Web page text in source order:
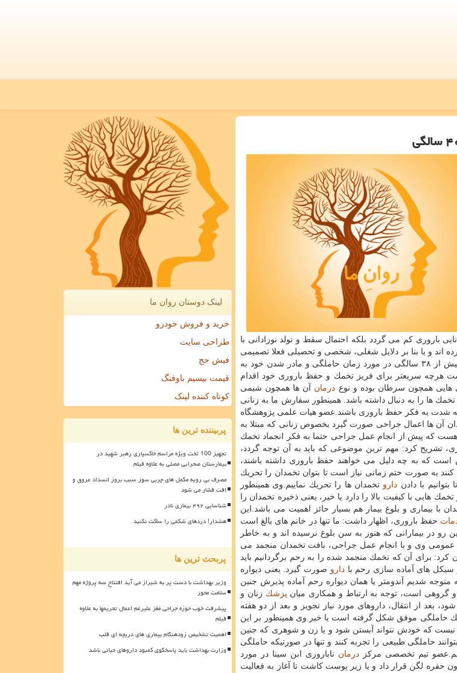
باروری كم می گردد بلكه احتمال سقط و تولد نوزادانی با
اند و یا بنا بر دلایل شغلی، شخصی و تحصیلی فعلا تصمیمی
برای بچه دار شدن ندارند این است كه بحث حفظ باروری را جدی بگیرند و حتما پیش از ۳۸ سالگی در مورد زمان حاملگی و مادر شدن خود به
۳۸ سالگی موكول گردد، بهتر است هرچه سریعتر برای فریز تخمك و حفظ باروری خود اقدام
هایی همچون سرطان بوده و نوع درمان آن ها همچون شیمی
ها را به دنبال داشته باشد. همینطور سفارش ما به زنانی
شدت به فكر حفظ باروری باشند.عضو هیات علمی پژوهشگاه
آن ها اعمال جراحی صورت گیرد بخصوص زنانی كه مبتلا به
این هست كه پیش از انجام عمل جراحی حتما به فكر انجماد تخمك
تشریح كرد: مهم ترین موضوعی كه باید به آن توجه گردد،
و دانستن این است كه به چه دلیل می خواهند حفظ باروری داشته باشند،
به صورت حتم زمانی نیاز است تا بتوان تخمدان را تحریك
دارو تخمدان ها را تحریك نماییم.وی همینطور
هایی با كیفیت بالا را دارد یا خیر، یعنی ذخیره تخمدان را
بیماری و بلوغ بیمار هم بسیار حائز اهمیت می باشد.این
حفظ باروری، اظهار داشت: ما تنها در خانم های بالغ است
رو در بیمارانی كه هنوز به سن بلوغ نرسیده اند و به خاطر
عمومی وی و با انجام عمل جراحی، بافت تخمدان منجمد می
كرد: برای آن كه تخمك منجمد شده را به رحم برگردانیم باید
سیكل های آماده سازی رحم بادارو صورت گیرد. یعنی دیواره
شدیم آندومتر یا همان دیواره رحم آماده پذیرش جنین
و گروهی است، توجه به ارتباط و همكاری میان پزشك زنان و
از انتقال، داروهای مورد نیاز تجویز و بعد از دو هفته
حاملگی موفق شكل گرفته است یا خیر.وی همینطور بر این
نیست كه خودش نتواند آبستن شود و یا زن و شوهری كه جنین
حاملگی طبیعی را تجربه كنند و تنها در صورتیكه حاملگی
تیم تخصصی مركزدرمان ناباروری ابن سینا در مورد
حفره لگن قرار داد و یا زیر پوست كاشت تا آغاز به فعالیت
لینک دوستان روان ما
خرید و فروش خودرو
طراحی سایت
فیش حج
قیمت بیسیم باوفنگ
کوتاه کننده لینک
پربیننده ترین ها
تجهیز 100 تخت ویژه مراسم خاکسپاری رهبر شهید در
بیمارستان صحرایی مصلی به علاوه فیلم
مصرف بی رویه مکمل های چربی سوز سبب بروز انسداد عروق و
افت فشار می شود
شناسایی ۴۹۲ بیماری نادر
هشدار! دردهای شکمی را ساکت نکنید
پربحث ترین ها
وزیر بهداشت با دست پر به شیراز می آید افتتاح سه پروژه مهم
سلامت محور
پیشرفت خوب حوزه جراحی مغز علیرغم اعمال تحریمها به علاوه
فیلم
اهمیت تشخیص زودهنگام بیماری های دریچه ای قلب
وزارت بهداشت باید پاسخگوی کمبود داروهای حیاتی باشد